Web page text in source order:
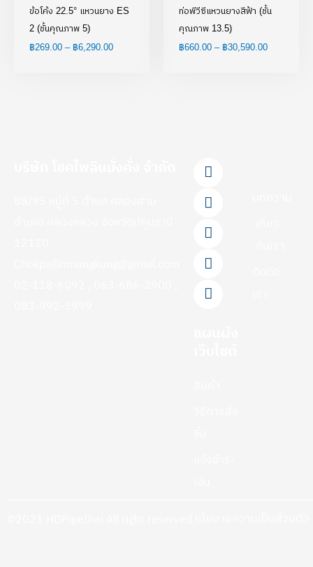
ข้อโค้ง 22.5° แหวนยาง ES
2 (ชั้นคุณภาพ 5)
฿269.00 – ฿6,290.00
ท่อพีวีซีแหวนยางสีฟ้า (ชั้น
คุณภาพ 13.5)
฿660.00 – ฿30,590.00
F
a
c
e
b
o
k
f
L
i
n
e
Y
o
u
t
u
b
T
i
k
t
o
k
I
n
s
t
a
g
a